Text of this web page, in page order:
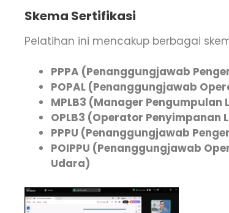
Skema Sertifikasi
Pelatihan ini mencakup berbagai
PPPA (Penanggungjawab
POPAL (Penanggungjawab
MPLB3 (Manager Pengumpulan
OPLB3 (Operator Penyimpanan
PPPU (Penanggungjawab
POIPPU (Penanggungjawab
Udara)